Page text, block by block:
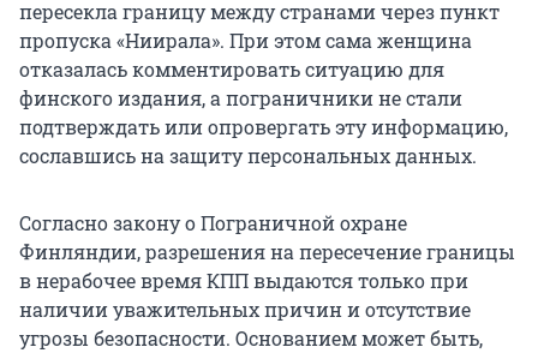
пересекла границу между странами через пункт
пропуска «Ниирала». При этом сама женщина
отказалась комментировать ситуацию для
финского издания, а пограничники не стали
подтверждать или опровергать эту информацию,
сославшись на защиту персональных данных.
Согласно закону о Пограничной охране
Финляндии, разрешения на пересечение границы
в нерабочее время КПП выдаются только при
наличии уважительных причин и отсутствие
угрозы безопасности. Основанием может быть,